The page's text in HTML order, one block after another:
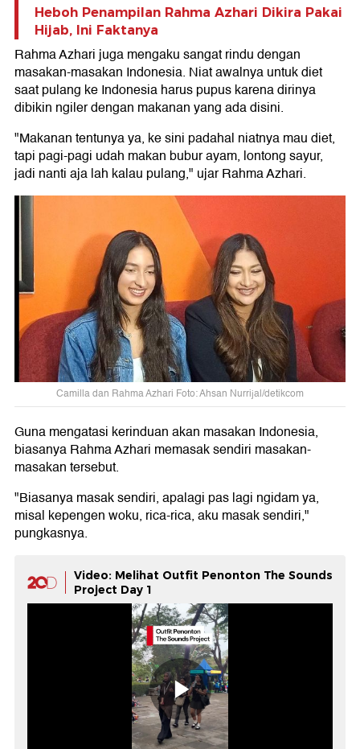
Heboh Penampilan Rahma Azhari Dikira Pakai
Hijab, Ini Faktanya
Rahma Azhari juga mengaku sangat rindu dengan
masakan-masakan Indonesia. Niat awalnya untuk diet
saat pulang ke Indonesia harus pupus karena dirinya
dibikin ngiler dengan makanan yang ada disini.
"Makanan tentunya ya, ke sini padahal niatnya mau diet,
tapi pagi-pagi udah makan bubur ayam, lontong sayur,
jadi nanti aja lah kalau pulang," ujar Rahma Azhari.
Camilla dan Rahma Azhari Foto: Ahsan Nurrijal/detikcom
Guna mengatasi kerinduan akan masakan Indonesia,
biasanya Rahma Azhari memasak sendiri masakan-
masakan tersebut.
"Biasanya masak sendiri, apalagi pas lagi ngidam ya,
misal kepengen woku, rica-rica, aku masak sendiri,"
pungkasnya.
Video: Melihat Outfit Penonton The Sounds
Project Day 1